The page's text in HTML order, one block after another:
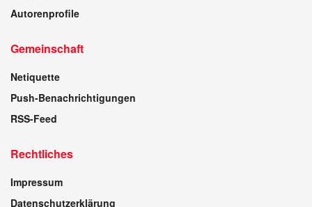
Autorenprofile
Gemeinschaft
Netiquette
Push-Benachrichtigungen
RSS-Feed
Rechtliches
Impressum
Datenschutzerklärung